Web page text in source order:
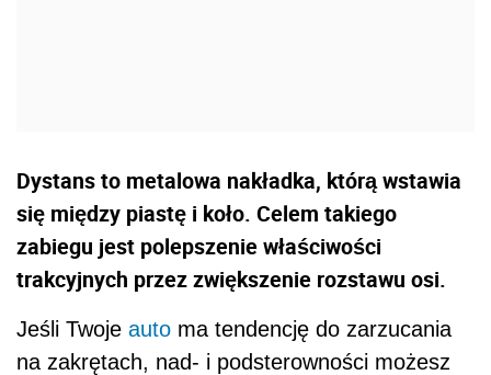
Dystans to metalowa nakładka, którą wstawia
się między piastę i koło. Celem takiego
zabiegu jest polepszenie właściwości
trakcyjnych przez zwiększenie rozstawu osi.
Jeśli Twoje auto ma tendencję do zarzucania
na zakrętach, nad- i podsterowności możesz